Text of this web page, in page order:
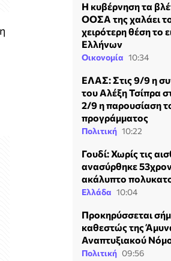
H κυβέρνηση τα
ΟΟΣΑ της χαλάει
χειρότερη θέση το
Ελλήνων
Οικονομία 10:34
ΕΛΑΣ: Στις 9/9 η
του Αλέξη Τσίπρα
2/9 η παρουσίαση
προγράμματος
Πολιτική 10:22
Γουδί: Χωρίς τις
ανασύρθηκε
ακάλυπτο
Ελλάδα 10:04
Προκηρύσσεται
καθεστώς της
Αναπτυξιακού
Πολιτική 09:56